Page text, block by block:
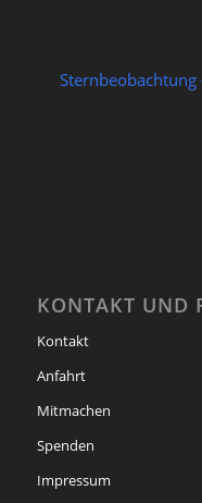
KONTAKT UND
Kontakt
Anfahrt
Mitmachen
Spenden
Impressum